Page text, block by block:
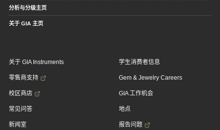
分析与分级主页
关于 GIA 主页
关于 GIA Instruments
零售商支持
校区商店
常见问答
新闻室
学生消费者信息
Gem & Jewelry Careers
GIA 工作机会
地点
报告问题